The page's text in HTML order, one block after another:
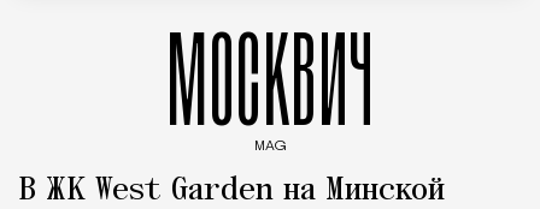
МОСКВИЧ
MAG
В ЖК West Garden на Минской